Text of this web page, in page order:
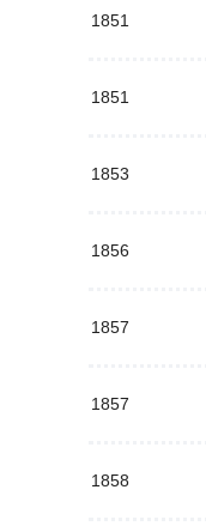
1851
1851
1853
1856
1857
1857
1858